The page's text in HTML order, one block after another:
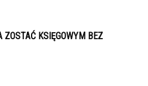
ZOSTAĆ KSIĘGOWYM BEZ